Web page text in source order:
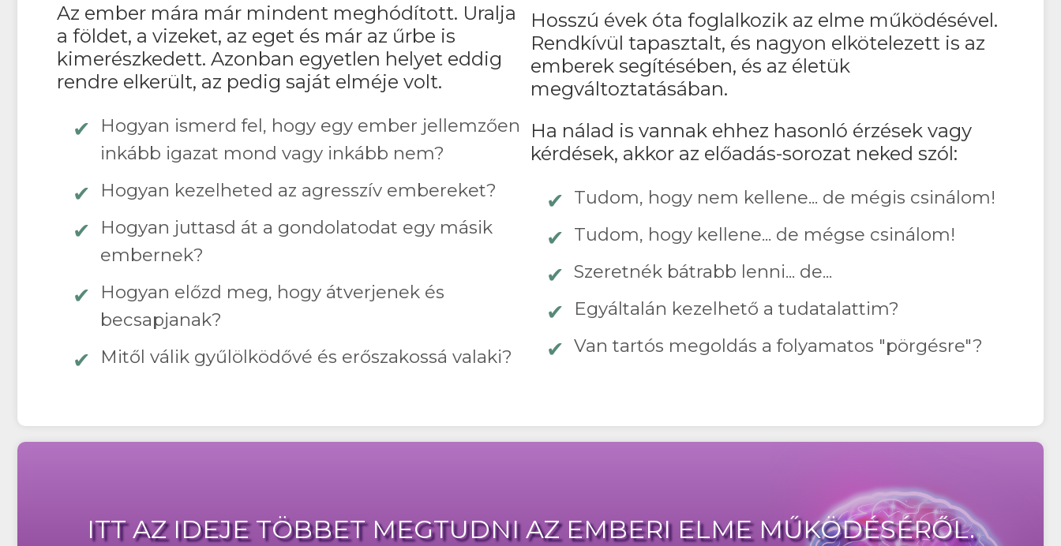
Az ember mára már mindent meghódított. Uralja
a földet, a vizeket, az eget és már az űrbe is
kimerészkedett. Azonban egyetlen helyet eddig
rendre elkerült, az pedig saját elméje volt.
Hogyan ismerd fel, hogy egy ember jellemzően
inkább igazat mond vagy inkább nem?
Hogyan kezelheted az agresszív embereket?
Hogyan juttasd át a gondolatodat egy másik
embernek?
Hogyan előzd meg, hogy átverjenek és
becsapjanak?
Mitől válik gyűlölködővé és erőszakossá valaki?
Hosszú évek óta foglalkozik az elme működésével.
Rendkívül tapasztalt, és nagyon elkötelezett is az
emberek segítésében, és az életük
megváltoztatásában.
Ha nálad is vannak ehhez hasonló érzések vagy
kérdések, akkor az előadás-sorozat neked szól:
Tudom, hogy nem kellene... de mégis csinálom!
Tudom, hogy kellene... de mégse csinálom!
Szeretnék bátrabb lenni... de...
Egyáltalán kezelhető a tudatalattim?
Van tartós megoldás a folyamatos "pörgésre"?
ITT AZ IDEJE TÖBBET MEGTUDNI AZ EMBERI ELME MŰKÖDÉSÉRŐL.